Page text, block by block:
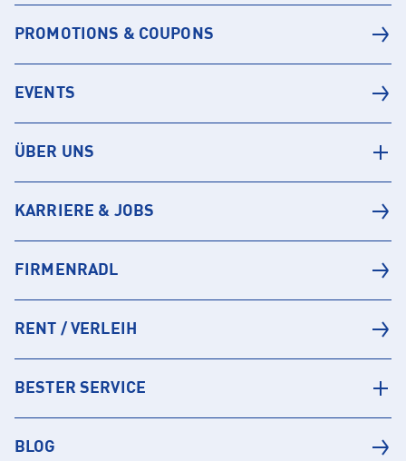
PROMOTIONS & COUPONS
EVENTS
ÜBER UNS
KARRIERE & JOBS
FIRMENRADL
RENT / VERLEIH
BESTER SERVICE
BLOG